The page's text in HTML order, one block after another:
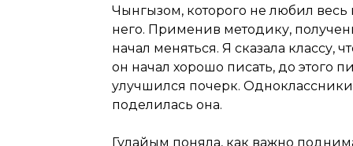
Чынгызом, которого не любил
него. Применив методику,
начал меняться. Я сказала классу,
он начал хорошо писать, до этого
улучшился почерк.
поделилась она.
Гулайым поняла, как важно